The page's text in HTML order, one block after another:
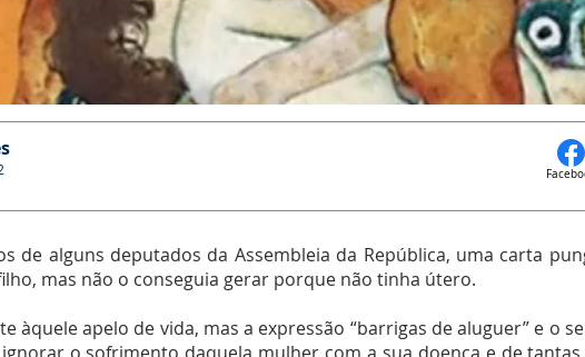
de alguns deputados da Assembleia da República, uma carta
mas não o conseguia gerar porque não tinha útero.
àquele apelo de vida, mas a expressão “barrigas de aluguer” e o